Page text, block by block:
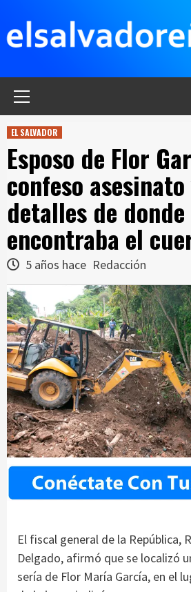
contenido
EL SALVADOR
Esposo de Flor
confeso
detalles de donde
encontraba el
5 años hace Redacción
El fiscal general de la República,
Delgado, afirmó que se localizó
sería de Flor María García, en el